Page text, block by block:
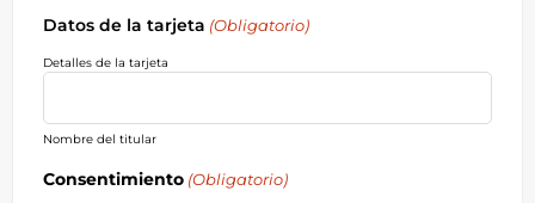
Datos de la tarjeta (Obligatorio)
Detalles de la tarjeta
Nombre del titular
Consentimiento (Obligatorio)